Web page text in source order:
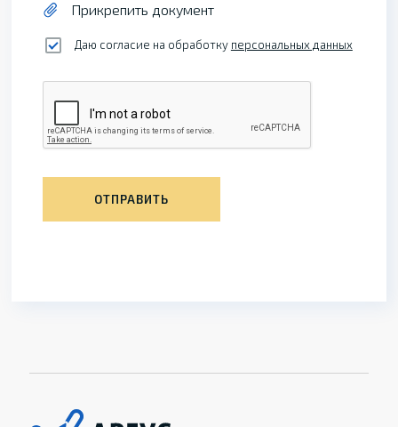
Прикрепить документ
Даю согласие на обработку персональных данных
ОТПРАВИТЬ